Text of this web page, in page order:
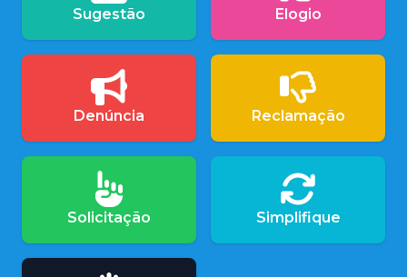
Sugestão Elogio
Denúncia Reclamação
Solicitação Simplifique